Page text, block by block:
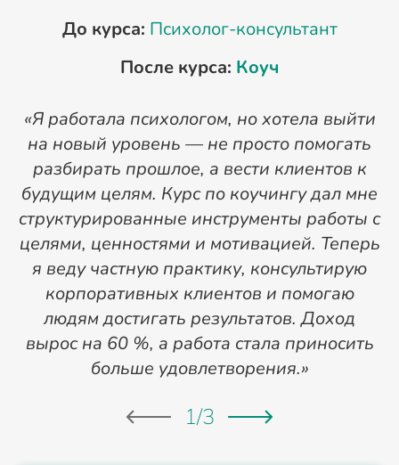
До курса: Психолог-консультант
После курса: Коуч
«Я работала психологом, но хотела выйти
на новый уровень — не просто помогать
разбирать прошлое, а вести клиентов к
будущим целям. Курс по коучингу дал мне
структурированные инструменты работы с
целями, ценностями и мотивацией. Теперь
я веду частную практику, консультирую
корпоративных клиентов и помогаю
людям достигать результатов. Доход
вырос на 60 %, а работа стала приносить
больше удовлетворения.»
1/3